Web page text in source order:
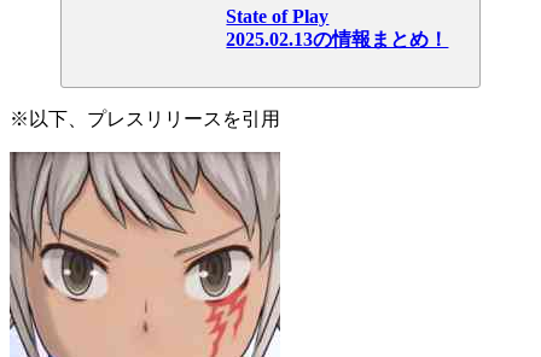
State of Play
2025.02.13の情報まとめ！
※以下、プレスリリースを引用